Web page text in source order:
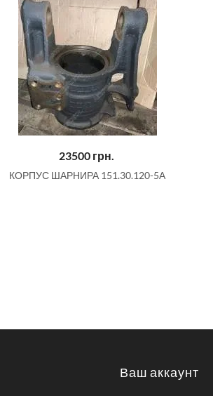
23500 грн.
КОРПУС ШАРНИРА 151.30.120-5А
Ваш аккаунт